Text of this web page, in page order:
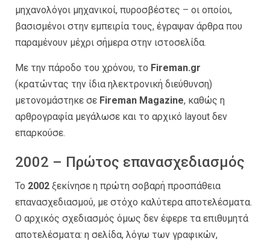
μηχανολόγοι μηχανικοί, πυροσβέστες – οι οποίοι,
βασισμένοι στην εμπειρία τους, έγραψαν άρθρα που
παραμένουν μέχρι σήμερα στην ιστοσελίδα.
Με την πάροδο του χρόνου, το Fireman.gr
(κρατώντας την ίδια ηλεκτρονική διεύθυνση)
μετονομάστηκε σε Fireman Magazine, καθώς η
αρθρογραφία μεγάλωσε και το αρχικό layout δεν
επαρκούσε.
2002 – Πρώτος επανασχεδιασμός
Το 2002 ξεκίνησε η πρώτη σοβαρή προσπάθεια
επανασχεδιασμού, με στόχο καλύτερα αποτελέσματα.
Ο αρχικός σχεδιασμός όμως δεν έφερε τα επιθυμητά
αποτελέσματα: η σελίδα, λόγω των γραφικών,